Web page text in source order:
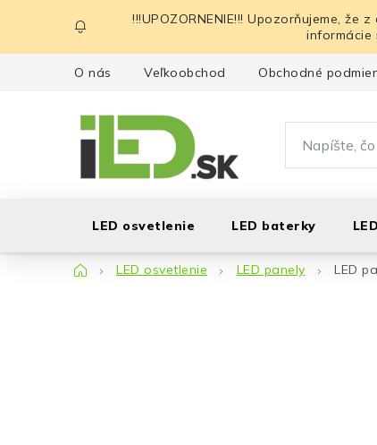
obsah
!!!UPOZORNENIE!!! Upozorňujeme,
informácie
O nás Veľkoobchod Obchodné
LED osvetlenie LED baterky
DomovLED osvetlenie LED panely LED